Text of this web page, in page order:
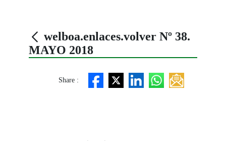
welboa.enlaces.volver Nº 38.
MAYO 2018
Share :